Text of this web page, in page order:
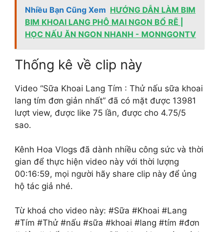
Nhiều Bạn Cũng Xem HƯỚNG DẪN LÀM BIM
BIM KHOAI LANG PHÔ MAI NGON BỔ RẼ |
HỌC NẤU ĂN NGON NHANH - MONNGONTV
Thống kê về clip này
Video “Sữa Khoai Lang Tím : Thử nấu sữa khoai
lang tím đơn giản nhất” đã có mặt được 13981
lượt view, được like 75 lần, được cho 4.75/5
sao.
Kênh Hoa Vlogs đã dành nhiều công sức và thời
gian để thực hiện video này với thời lượng
00:16:59, mọi người hãy share clip này để ủng
hộ tác giả nhé.
Từ khoá cho video này: #Sữa #Khoai #Lang
#Tím #Thử #nấu #sữa #khoai #lang #tím #đơn